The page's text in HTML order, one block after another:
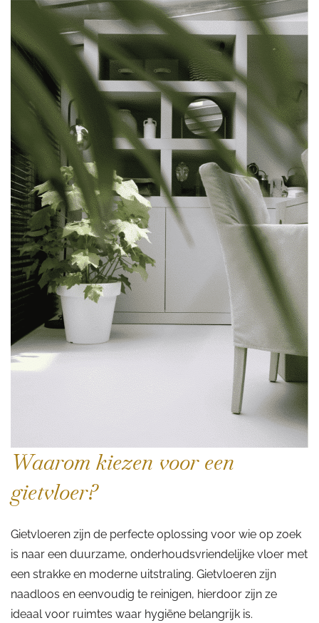
Waarom kiezen voor een
gietvloer?
Gietvloeren zijn de perfecte oplossing voor wie op zoek
is naar een duurzame, onderhoudsvriendelijke vloer met
een strakke en moderne uitstraling. Gietvloeren zijn
naadloos en eenvoudig te reinigen, hierdoor zijn ze
ideaal voor ruimtes waar hygiëne belangrijk is.